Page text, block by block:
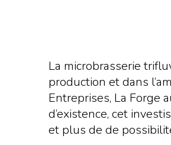
La microbrasserie
production et dans
Entreprises, La Forge
d’existence, cet
et plus de de